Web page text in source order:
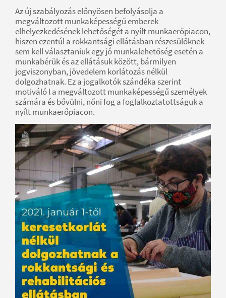
Az új szabályozás előnyösen befolyásolja a
megváltozott munkaképességű emberek
elhelyezkedésének lehetőségét a nyílt munkaerőpiacon,
hiszen ezentúl a rokkantsági ellátásban részesülőknek
sem kell választaniuk egy jó munkalehetőség esetén a
munkabérük és az ellátásuk között, bármilyen
jogviszonyban, jövedelem korlátozás nélkül
dolgozhatnak. Ez a jogalkotók szándéka szerint
motiváló l a megváltozott munkaképességű személyek
számára és bővülni, nőni fog a foglalkoztatottságuk a
nyílt munkaerőpiacon.